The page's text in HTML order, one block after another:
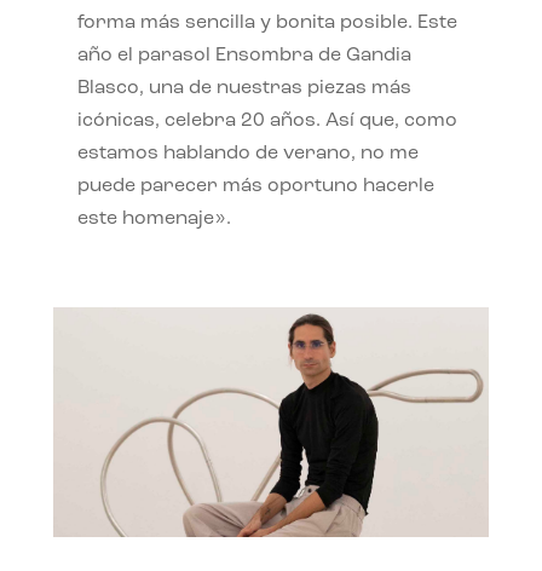
forma más sencilla y bonita posible. Este
año el parasol Ensombra de Gandia
Blasco, una de nuestras piezas más
icónicas, celebra 20 años. Así que, como
estamos hablando de verano, no me
puede parecer más oportuno hacerle
este homenaje».